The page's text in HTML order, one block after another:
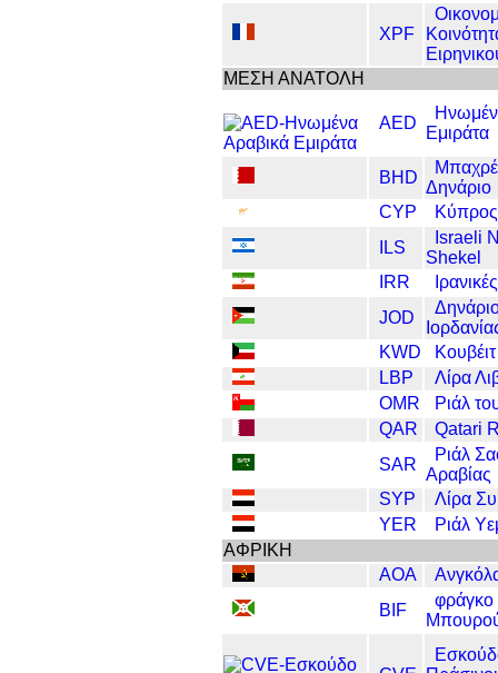
XPF
ΜΕΣΗ ΑΝΑΤΟΛΗ
AED
Εμιράτα
BHD
Δηνάριο
CYP
ILS
Israeli
Shekel
IRR
JOD
KWD
LBP
Λίρα
OMR
Ριάλ
QAR
Qatari
SAR
Ριάλ
Αραβίας
SYP
Λίρα
YER
Ριάλ
ΑΦΡΙΚΗ
AOA
BIF
φράγκο